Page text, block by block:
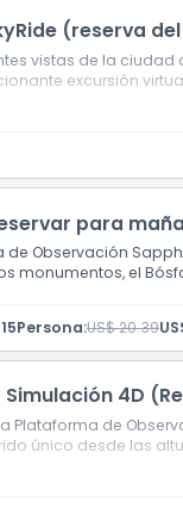
(reserva
vistas de la
excursión
para
Observación
monumentos, el
Persona:US$ 20.39
Simulación 4D
Plataforma de
único desde las